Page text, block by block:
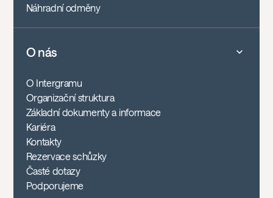
Náhradní odměny
O nás
O Intergramu
Organizační struktura
Základní dokumenty a informace
Kariéra
Kontakty
Rezervace schůzky
Časté dotazy
Podporujeme